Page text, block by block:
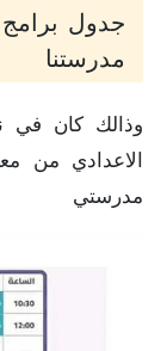
جدول برامج
مدرستنا
وذالك كان في
الاعدادي من
مدرستي